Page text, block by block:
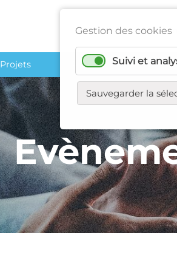
Gestion des cookies
Suivi et
Sauvegarder la
Projets Réseau